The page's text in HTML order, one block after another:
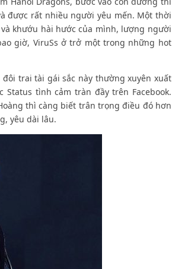
được rất nhiều người yêu mến. Một thời
khướu hài hước của mình, lượng người
giờ, ViruSs ở trở một trong những hot
trai tài gái sắc này thường xuyên xuất
Status tình cảm tràn đầy trên Facebook.
thì càng biết trân trọng điều đó hơn
yêu dài lâu.